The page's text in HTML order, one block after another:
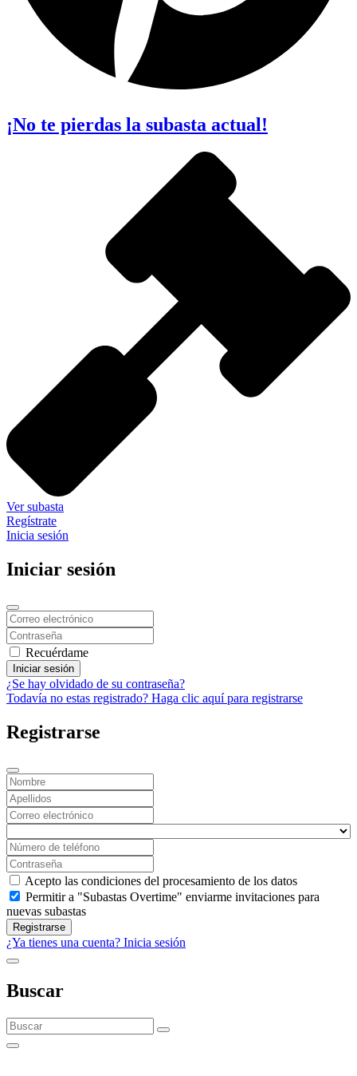
¡No te pierdas la subasta actual!
Ver subasta
Regístrate
Inicia sesión
Iniciar sesión
Recuérdame
Iniciar sesión
¿Se hay olvidado de su contraseña?
Todavía no estas registrado? Haga clic aquí para registrarse
Registrarse
Acepto las condiciones del procesamiento de los datos
Permitir a "Subastas Overtime" enviarme invitaciones para
nuevas subastas
Registrarse
¿Ya tienes una cuenta? Inicia sesión
Buscar